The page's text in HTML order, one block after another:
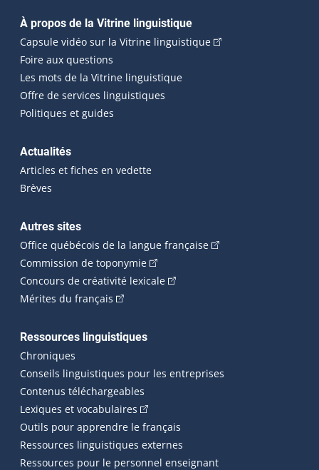
Navigation principale
À propos de la Vitrine linguistique
Capsule vidéo sur la Vitrine linguistique(Cet hyperlien
Foire aux questions
Les mots de la Vitrine linguistique
Offre de services linguistiques
Politiques et guides
Actualités
Articles et fiches en vedette
Brèves
Autres sites
Office québécois de la langue française(Cet hyperlien
Commission de toponymie(Cet hyperlien externe s'ouvrira
Concours de créativité lexicale(Cet hyperlien externe
Mérites du français (Cet hyperlien externe s'ouvrira dans une
Ressources linguistiques
Chroniques
Conseils linguistiques pour les entreprises
Contenus téléchargeables
Lexiques et vocabulaires (Cet hyperlien externe s'ouvrira
Outils pour apprendre le français
Ressources linguistiques externes
Ressources pour le personnel enseignant